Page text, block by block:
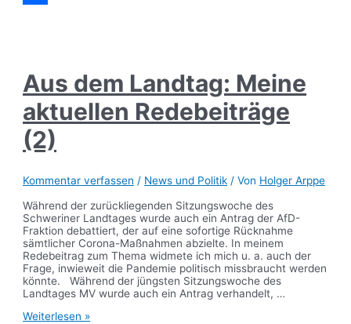
Aus dem Landtag: Meine
aktuellen Redebeiträge
(2)
Kommentar verfassen / News und Politik / Von Holger Arppe
Während der zurückliegenden Sitzungswoche des
Schweriner Landtages wurde auch ein Antrag der AfD-
Fraktion debattiert, der auf eine sofortige Rücknahme
sämtlicher Corona-Maßnahmen abzielte. In meinem
Redebeitrag zum Thema widmete ich mich u. a. auch der
Frage, inwieweit die Pandemie politisch missbraucht werden
könnte. Während der jüngsten Sitzungswoche des
Landtages MV wurde auch ein Antrag verhandelt, …
Aus
Weiterlesen »